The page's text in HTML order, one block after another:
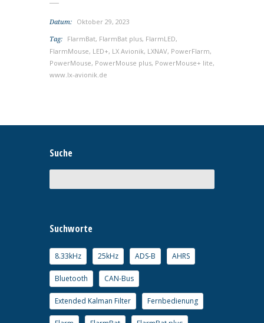
Datum: Oktober 29, 2023
Tag: FlarmBat, FlarmBat plus, FlarmLED,
FlarmMouse, LED+, LX Avionik, LXNAV, PowerFlarm,
PowerMouse, PowerMouse plus, PowerMouse+ lite,
www.lx-avionik.de
Suche
Suchworte
8.33kHz 25kHz ADS-B AHRS
Bluetooth CAN-Bus
Extended Kalman Filter Fernbedienung